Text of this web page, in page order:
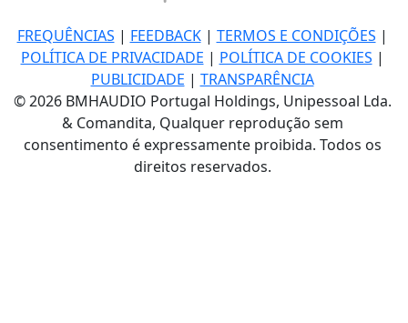
FREQUÊNCIAS | FEEDBACK| TERMOS E CONDIÇÕES |
POLÍTICA DE PRIVACIDADE | POLÍTICA DE COOKIES |
PUBLICIDADE | TRANSPARÊNCIA
© 2026 BMHAUDIO Portugal Holdings, Unipessoal Lda.
& Comandita, Qualquer reprodução sem
consentimento é expressamente proibida. Todos os
direitos reservados.